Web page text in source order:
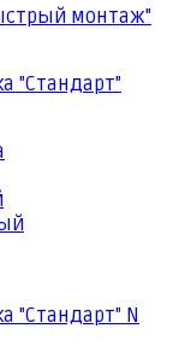
монтаж"
"Стандарт"
"Стандарт" N